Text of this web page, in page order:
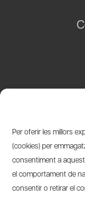
Per oferir les millors
(cookies) per
consentiment a
el comportament de
consentir o retirar el